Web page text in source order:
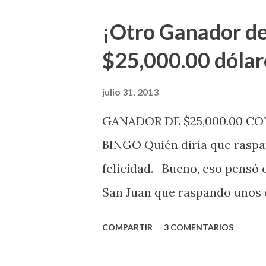
indicó López. Sobre el
mismo se continuará
jugadores podrán conocer
de la página electrónica de
¡Otro Ganador
$25,000.00
julio 31, 2013
GANADOR DE $25,000.00
BINGO Quién diría que
felicidad. Bueno, eso pensó
San Juan que raspando
COMPARTIR 3 COMENTARIOS